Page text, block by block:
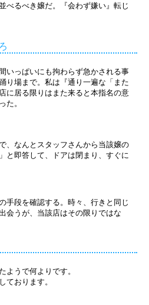
べるべき嬢だ。『会わず嫌い』転じ
いっぱいにも拘わらず急かされる事
り場まで。私は『通り一遍な「また
に居る限りはまた来ると本指名の意
た。
、なんとスタッフさんから当該嬢の
と即答して、ドアは閉まり、すぐに
手段を確認する。時々、行きと同じ
会うが、当該店はその限りではな
ようで何よりです。
ております。